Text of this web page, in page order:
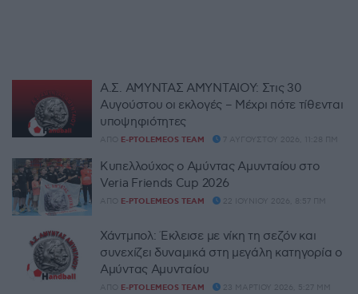
Α.Σ. ΑΜΥΝΤΑΣ ΑΜΥΝΤΑΙΟΥ: Στις 30
Αυγούστου οι εκλογές – Μέχρι πότε τίθενται
υποψηφιότητες
ΑΠΌ E-PTOLEMEOS TEAM 7 ΑΥΓΟΎΣΤΟΥ 2026, 11:28 ΠΜ
Κυπελλούχος ο Αμύντας Αμυνταίου στο
Veria Friends Cup 2026
ΑΠΌ E-PTOLEMEOS TEAM 22 ΙΟΥΝΊΟΥ 2026, 8:57 ΠΜ
Χάντμπολ: Έκλεισε με νίκη τη σεζόν και
συνεχίζει δυναμικά στη μεγάλη κατηγορία ο
Αμύντας Αμυνταίου
ΑΠΌ E-PTOLEMEOS TEAM 23 ΜΑΡΤΊΟΥ 2026, 5:27 ΜΜ